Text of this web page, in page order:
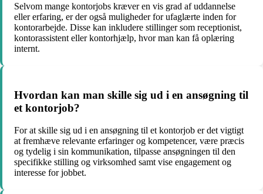
Selvom mange kontorjobs kræver en vis grad af uddannelse
eller erfaring, er der også muligheder for ufaglærte inden for
kontorarbejde. Disse kan inkludere stillinger som receptionist,
kontorassistent eller kontorhjælp, hvor man kan få oplæring
internt.
Hvordan kan man skille sig ud i en ansøgning til
et kontorjob?
For at skille sig ud i en ansøgning til et kontorjob er det vigtigt
at fremhæve relevante erfaringer og kompetencer, være præcis
og tydelig i sin kommunikation, tilpasse ansøgningen til den
specifikke stilling og virksomhed samt vise engagement og
interesse for jobbet.